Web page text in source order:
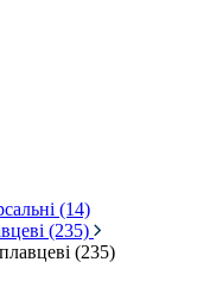
(14)
(235)
(235)